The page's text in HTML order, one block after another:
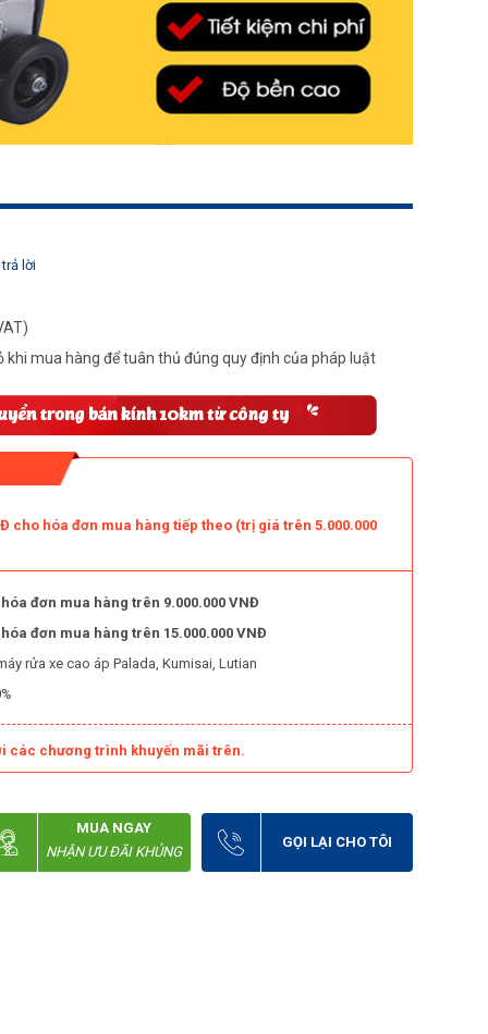
lời
khi mua hàng để tuân thủ đúng quy định của pháp luật
cho hóa đơn mua hàng tiếp theo (trị giá trên 5.000.000
đơn mua hàng trên 9.000.000 VNĐ
đơn mua hàng trên 15.000.000 VNĐ
rửa xe cao áp Palada, Kumisai, Lutian
các chương trình khuyến mãi trên.
MUA NGAY
NHẬN ƯU ĐÃI KHỦNG
GỌI LẠI CHO TÔI